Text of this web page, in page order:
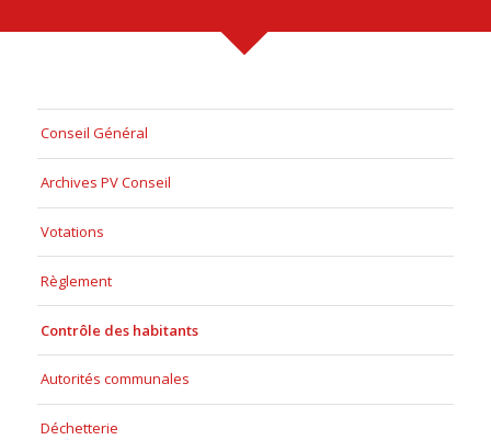
Conseil Général
Archives PV Conseil
Votations
Règlement
Contrôle des habitants
Autorités communales
Déchetterie